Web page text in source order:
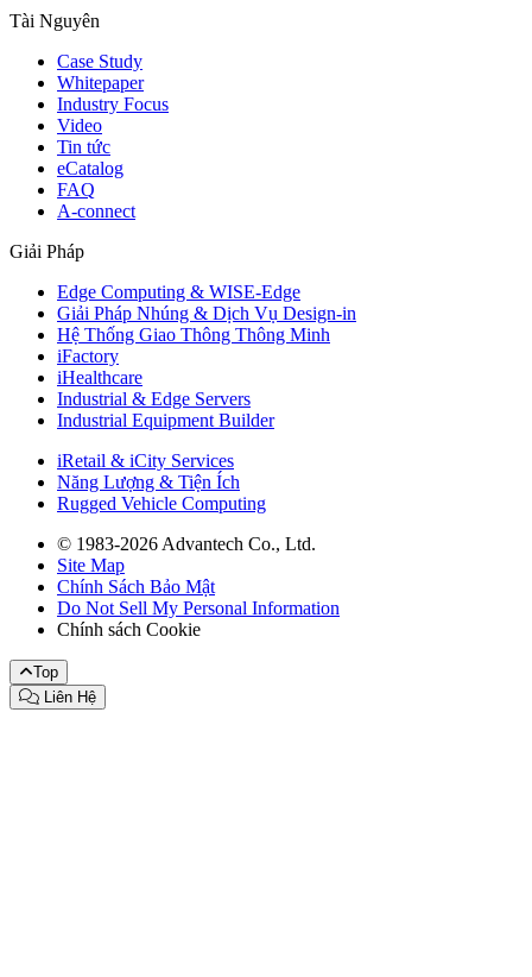
Tài Nguyên
Case Study
Whitepaper
Industry Focus
Video
Tin tức
eCatalog
FAQ
A-connect
Giải Pháp
Edge Computing & WISE-Edge
Giải Pháp Nhúng & Dịch Vụ Design-in
Hệ Thống Giao Thông Thông Minh
iFactory
iHealthcare
Industrial & Edge Servers
Industrial Equipment Builder
iRetail & iCity Services
Năng Lượng & Tiện Ích
Rugged Vehicle Computing
© 1983-2026 Advantech Co., Ltd.
Site Map
Chính Sách Bảo Mật
Do Not Sell My Personal Information
Chính sách Cookie
Top
Liên Hệ